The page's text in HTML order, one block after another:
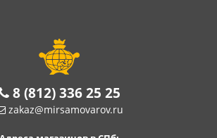
8 (812) 336 25 25
zakaz@mirsamovarov.ru